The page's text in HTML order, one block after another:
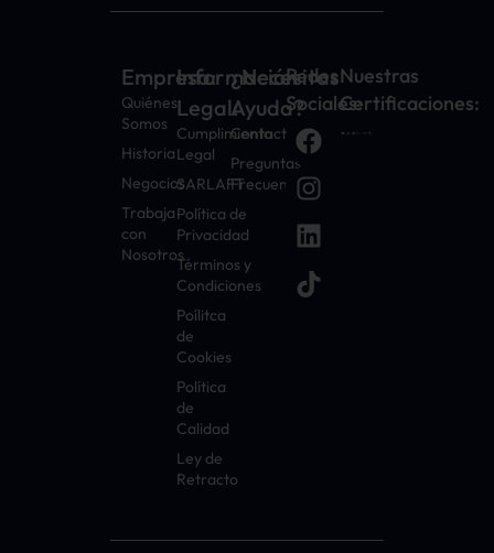
Empresa:
Quiénes
Somos
Historia
Negocios
Trabaja
con
Nosotros
Información
Legal:
Cumplimiento
Legal
SARLAFT
Política de
Privacidad
Términos y
Condiciones
Poílitca
de
Cookies
Política
de
Calidad
Ley de
Retracto
¿Necesitas
Ayuda?
Contacto
Preguntas
Frecuentes
Redes
Sociales:
Nuestras
Certificaciones: